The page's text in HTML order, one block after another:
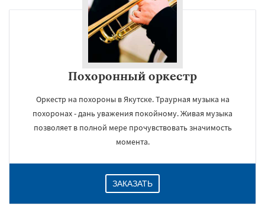
Похоронный оркестр
Оркестр на похороны в Якутске. Траурная музыка на
похоронах - дань уважения покойному. Живая музыка
позволяет в полной мере прочувствовать значимость
момента.
ЗАКАЗАТЬ